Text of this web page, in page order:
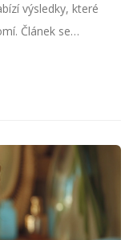
výsledky, které
Článek se